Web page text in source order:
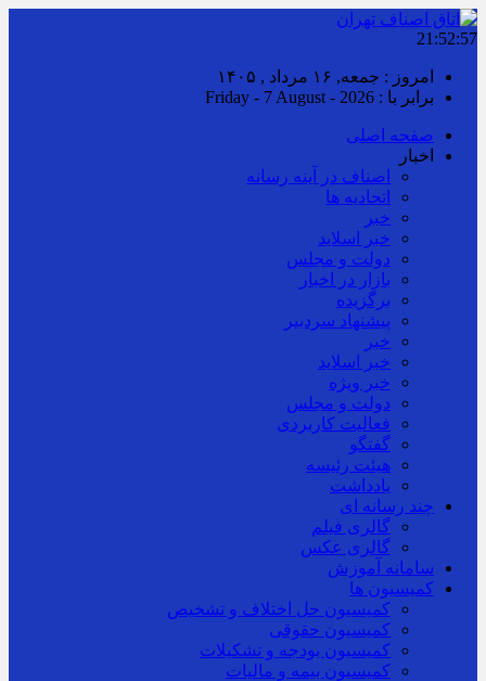
21:52:57
امروز : جمعه, ۱۶ مرداد , ۱۴۰۵
برابر با : Friday - 7 August - 2026
صفحه اصلی
اخبار
اصناف در آینه رسانه
اتحادیه ها
خبر
خبر اسلايد
دولت و مجلس
بازار در اخبار
برگزیده
پیشنهاد سردبیر
خبر
خبر اسلايد
خبر ویژه
دولت و مجلس
فعالیت کاربردی
گفتگو
هیئت رئیسه
یادداشت
چند رسانه ای
گالری فیلم
گالری عکس
سامانه آموزش
کمیسیون ها
کمیسیون حل اختلاف و تشخیص
کمیسیون حقوقی
کمیسیون بودجه و تشکیلات
کمیسیون بیمه و مالیات